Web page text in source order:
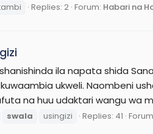
Replies: 2 Forum: Habari na
ila napata shida
ukweli. Naombeni
na huu udaktari wangu wa
swala usingizi Replies: 41